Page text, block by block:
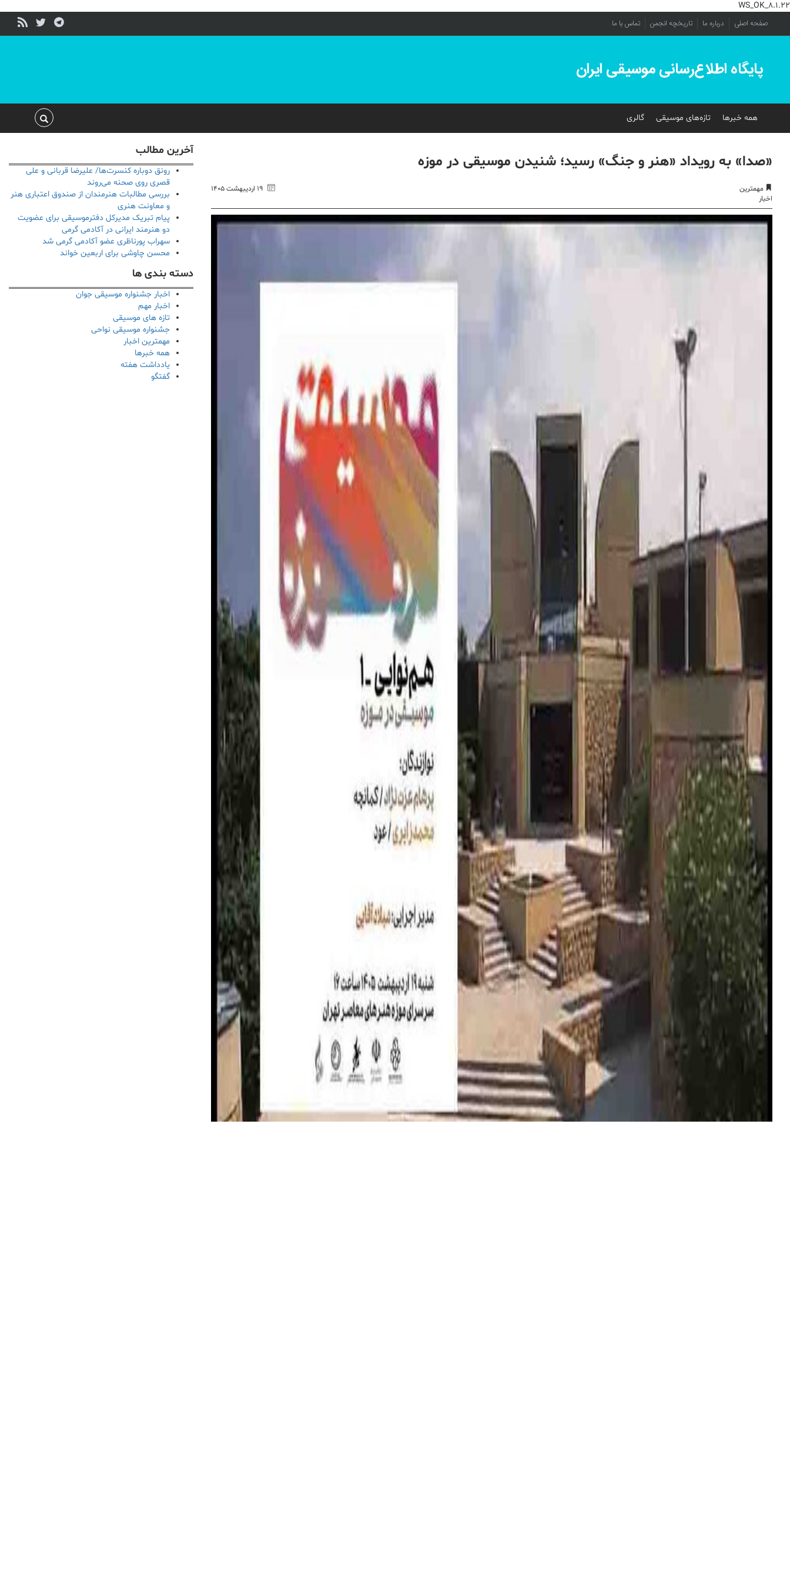
WS_OK_8.1.22
صفحه اصلی درباره ما تاریخچه انجمن تماس با ما
پایگاه اطلاع‌رسانی موسیقی ایران
همه خبرها تازه‌های موسیقی گالری
«صدا» به رویداد «هنر و جنگ» رسید؛ شنیدن موسیقی در موزه
مهمترین
اخبار
۱۹ اردیبهشت ۱۴۰۵
آخرین مطالب
رونق دوباره کنسرت‌ها/ علیرضا قربانی و علی
قصری روی صحنه می‌روند
بررسی مطالبات هنرمندان از صندوق اعتباری هنر
و معاونت هنری
پیام تبریک مدیرکل دفترموسیقی برای عضویت
دو هنرمند ایرانی در آکادمی گرمی
سهراب پورناظری عضو آکادمی گرمی شد
محسن چاوشی برای اربعین خواند
دسته بندی ها
اخبار جشنواره موسیقی جوان
اخبار مهم
تازه های موسیقی
جشنواره موسیقی نواحی
مهمترین اخبار
همه خبرها
یادداشت هفته
گفتگو